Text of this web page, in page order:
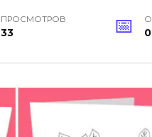
ПРОСМОТРОВ
33